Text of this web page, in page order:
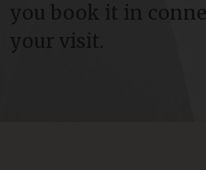
you book it in
your visit.